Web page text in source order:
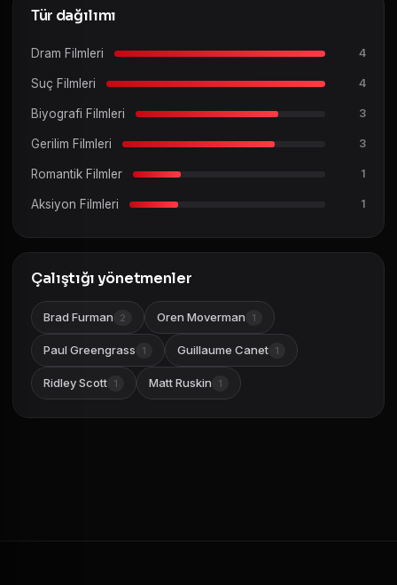
Tür dağılımı
Dram Filmleri 4
Suç Filmleri 4
Biyografi Filmleri 3
Gerilim Filmleri 3
Romantik Filmler 1
Aksiyon Filmleri 1
Çalıştığı yönetmenler
Brad Furman 2 Oren Moverman 1
Paul Greengrass 1 Guillaume Canet 1
Ridley Scott 1 Matt Ruskin 1